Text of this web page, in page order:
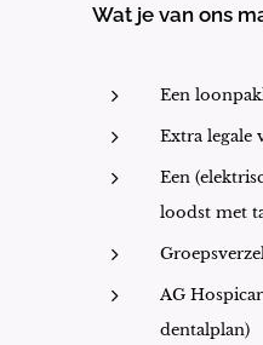
Wat je van ons
Een
Extra legale
Een
loodst met
AG
dentalplan)